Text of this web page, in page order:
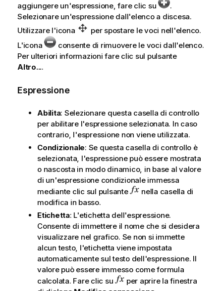
aggiungere un'espressione, fare clic su
.
Selezionare un'espressione dall'elenco a discesa.
Utilizzare l'icona
per spostare le voci nell'elenco.
L'icona
consente di rimuovere le voci dall'elenco.
Per ulteriori informazioni fare clic sul pulsante
Altro....
Espressione
Abilita: Selezionare questa casella di controllo
per abilitare l'espressione selezionata. In caso
contrario, l'espressione non viene utilizzata.
Condizionale: Se questa casella di controllo è
selezionata, l'espressione può essere mostrata
o nascosta in modo dinamico, in base al valore
di un'espressione condizionale immessa
mediante clic sul pulsante
nella casella di
modifica in basso.
Etichetta: L'etichetta dell'espressione.
Consente di immettere il nome che si desidera
visualizzare nel grafico. Se non si immette
alcun testo, l'etichetta viene impostata
automaticamente sul testo dell'espressione. Il
valore può essere immesso come formula
calcolata. Fare clic su
per aprire la finestra